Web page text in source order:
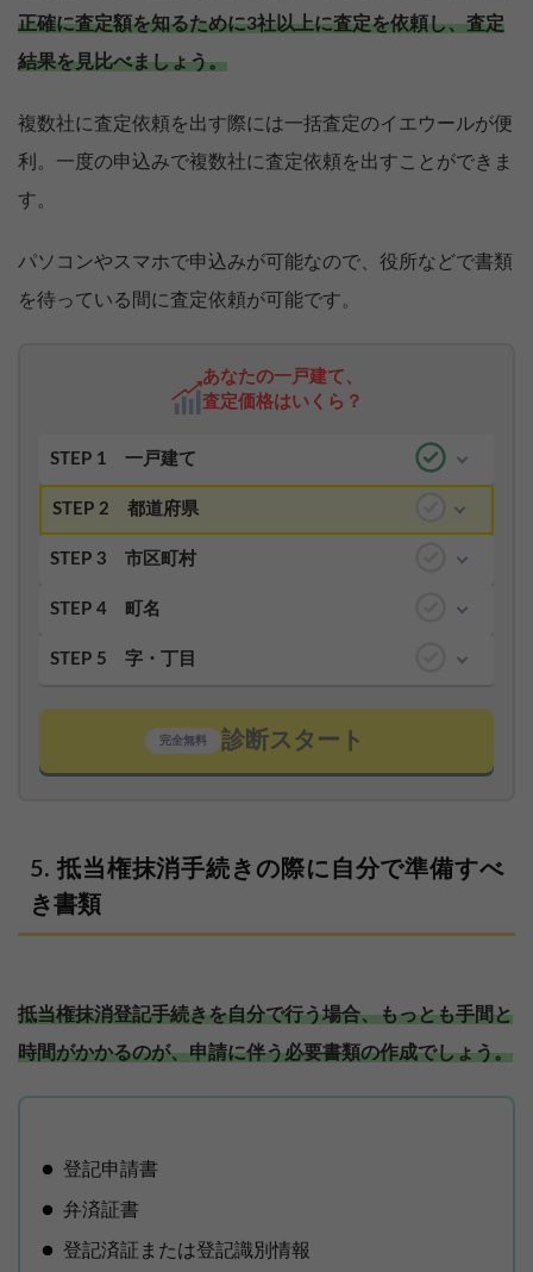
正確に査定額を知るために3社以上に査定を依頼し、査定
結果を見比べましょう。
複数社に査定依頼を出す際には一括査定のイエウールが便
利。一度の申込みで複数社に査定依頼を出すことができま
す。
パソコンやスマホで申込みが可能なので、役所などで書類
を待っている間に査定依頼が可能です。
あなたの一戸建て、
査定価格はいくら？
STEP 1 一戸建て
STEP 2 都道府県
STEP 3 市区町村
STEP 4 町名
STEP 5 字・丁目
完全無料 診断スタート
抵当権抹消手続きの際に自分で準備すべ
き書類
抵当権抹消登記手続きを自分で行う場合、もっとも手間と
時間がかかるのが、申請に伴う必要書類の作成でしょう。
登記申請書
弁済証書
登記済証または登記識別情報